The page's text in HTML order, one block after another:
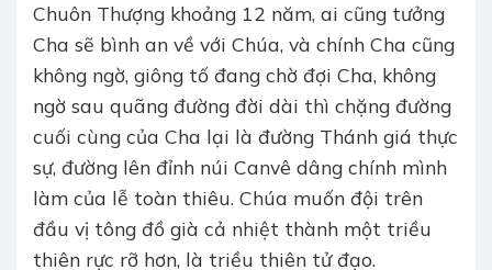
Chuôn Thượng khoảng 12 năm, ai cũng tưởng
Cha sẽ bình an về với Chúa, và chính Cha cũng
không ngờ, giông tố đang chờ đợi Cha, không
ngờ sau quãng đường đời dài thì chặng đường
cuối cùng của Cha lại là đường Thánh giá thực
sự, đường lên đỉnh núi Canvê dâng chính mình
làm của lễ toàn thiêu. Chúa muốn đội trên
đầu vị tông đồ già cả nhiệt thành một triều
thiên rực rỡ hơn, là triều thiên tử đạo.